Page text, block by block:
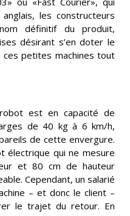
les constructeurs
définitif du produit,
désirant s’en doter le
petites machines tout
est en capacité de
de 40 kg à 6 km/h,
de cette envergure.
électrique qui ne mesure
et 80 cm de hauteur
Cependant, un salarié
– et donc le client –
le trajet du retour. En